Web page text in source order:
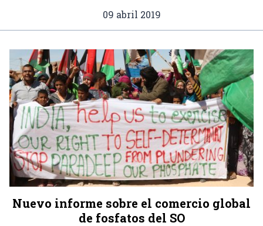
09 abril 2019
Nuevo informe sobre el comercio global
de fosfatos del SO